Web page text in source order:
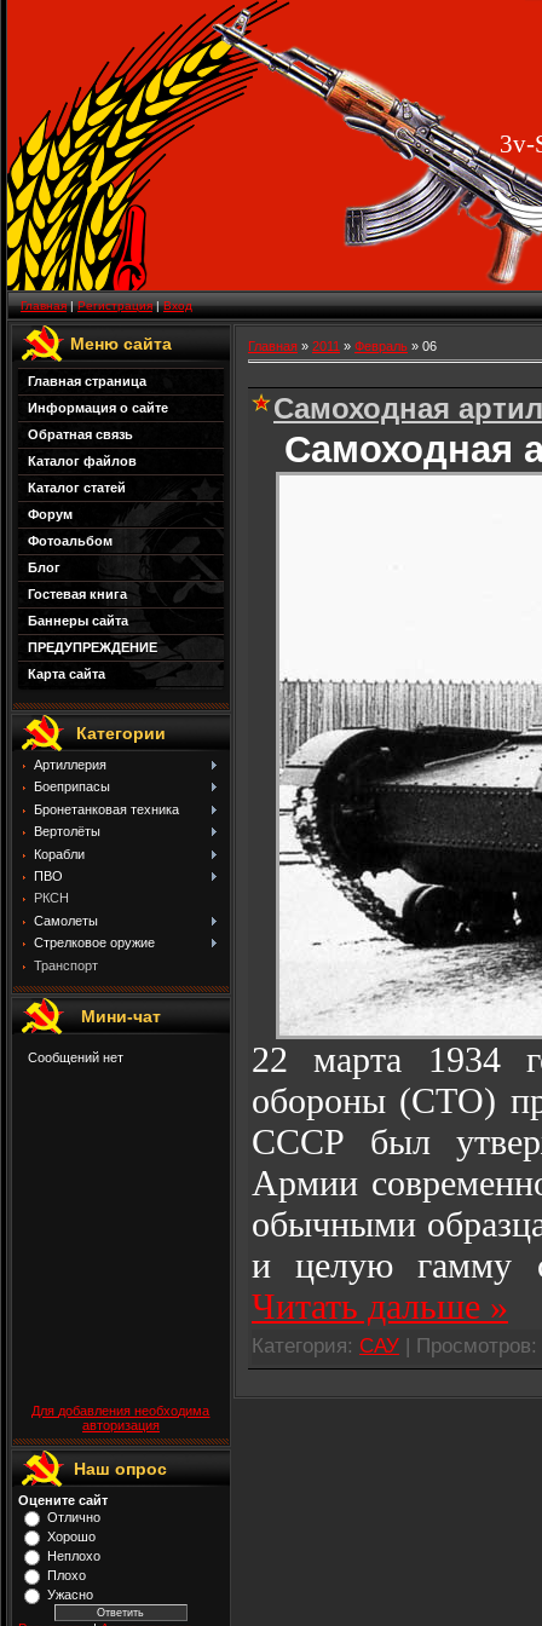
3v-
Главная|Регистрация|Вход
Меню сайта
Главная страница
Информация о сайте
Обратная связь
Каталог файлов
Каталог статей
Форум
Фотоальбом
Блог
Гостевая книга
Баннеры сайта
ПРЕДУПРЕЖДЕНИЕ
Карта сайта
Категории
Артиллерия
Боеприпасы
Бронетанковая техника
Вертолёты
Корабли
ПВО
РКСН
Самолеты
Стрелковое оружие
Транспорт
Мини-чат
Для добавления необходима
авторизация
Наш опрос
Оцените сайт
Отлично
Хорошо
Неплохо
Плохо
Ужасно
Главная » 2011 » Февраль » 06
Самоходная
Самоходная
22 марта 1934
обороны (СТО)
СССР был
Армии
обычными
и целую гамму
Читать дальше »
Категория: САУ |